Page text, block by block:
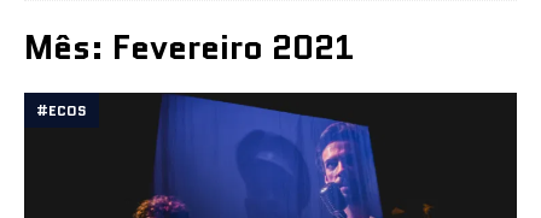
Mês: Fevereiro 2021
#ECOS